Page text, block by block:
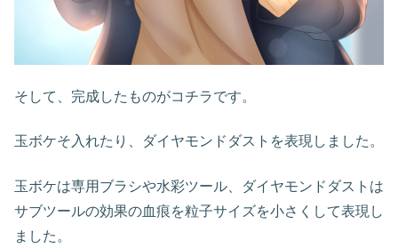
そして、完成したものがコチラです。
玉ボケそ入れたり、ダイヤモンドダストを表現しました。
玉ボケは専用ブラシや水彩ツール、ダイヤモンドダストは
サブツールの効果の血痕を粒子サイズを小さくして表現し
ました。